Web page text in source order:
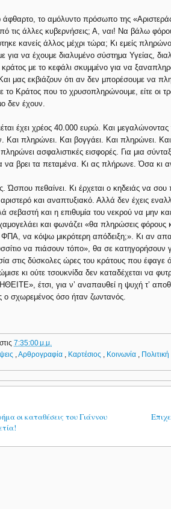
άφθαρτο, το αμόλυντο πρόσωπο της
τις άλλες κυβερνήσεις; Α, ναι! Να βάλω
κανείς άλλος μέχρι τώρα; Κι εμείς
να έχουμε διαλυμένο σύστημα Υγείας,
με το κεφάλι σκυμμένο για να
Και μας εκβιάζουν ότι αν δεν μπορέσουμε να
το Κράτος που το χρυσοπληρώνουμε, είτε οι
δεν έχουν.
έχει χρέος 40.000 ευρώ. Και μεγαλώνοντας
Και πληρώνει. Και βογγάει. Και πληρώνει.
ασφαλιστικές εισφορές. Για μια
να βρει τα πεταμένα. Κι ας πλήρωνε. Όσα
Ώσπου πεθαίνει. Κι έρχεται ο κηδειάς να σου
και αναπτυξιακό. Αλλά δεν έχεις
σεβαστή και η επιθυμία του νεκρού να μην
και φωνάζει «θα πληρώσεις φόρους
να κόψω μικρότερη απόδειξη;». Κι αν
να πιάσουν τόπο», θα σε κατηγορήσουν
στις δύσκολες ώρες του κράτους που
κι ούτε τσουκνίδα δεν καταδέχεται να
έτσι, για ν’ αναπαυθεί η ψυχή τ’
ο σχωρεμένος όσο ήταν ζωντανός.
στις7:35:00 μ.μ.
,Αρθρογραφία Καρτέσιος Κοινωνία Πολιτική
οι καταθέσεις του Γιάννου